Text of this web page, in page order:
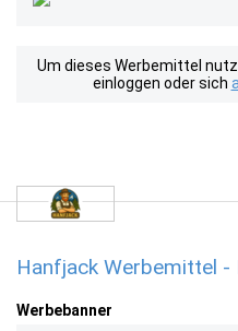
Um dieses Werbemittel
einloggen oder sich
Hanfjack Werbemittel -
Werbebanner